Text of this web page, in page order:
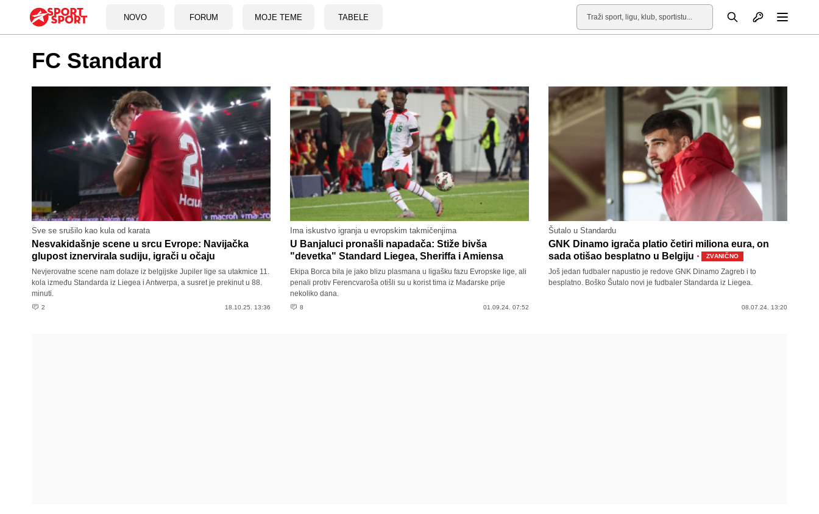
NOVO FORUM MOJE TEME TABELE
Pretraga Otvori profil
FC Standard
Sve se srušilo kao kula od karata
Nesvakidašnje scene u srcu Evrope: Navijačka
glupost iznervirala sudiju, igrači u očaju
Nevjerovatne scene nam dolaze iz belgijske Jupiler lige sa utakmice 11.
kola između Standarda iz Liegea i Antwerpa, a susret je prekinut u 88.
minuti.
2 18.10.25. 13:36
Ima iskustvo igranja u evropskim takmičenjima
U Banjaluci pronašli napadača: Stiže bivša
"devetka" Standard Liegea, Sheriffa i Amiensa
Ekipa Borca bila je jako blizu plasmana u ligašku fazu Evropske lige, ali
penali protiv Ferencvaroša otišli su u korist tima iz Mađarske prije
nekoliko dana.
8 01.09.24. 07:52
Šutalo u Standardu
GNK Dinamo igrača platio četiri miliona eura, on
sada otišao besplatno u Belgiju · ZVANIČNO
Još jedan fudbaler napustio je redove GNK Dinamo Zagreb i to
besplatno. Boško Šutalo novi je fudbaler Standarda iz Liegea.
08.07.24. 13:20